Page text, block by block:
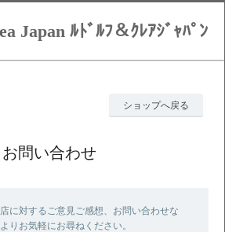
Japan ﾙﾄﾞﾙﾌ＆ｸﾚｱｼﾞｬﾊﾟﾝ
ショップへ戻る
お問い合わせ
に対するご意見ご感想、お問い合わせな
りお気軽にお尋ねください。